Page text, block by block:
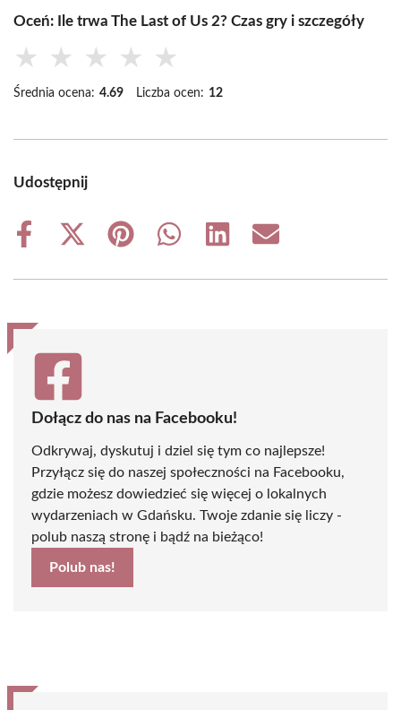
Oceń: Ile trwa The Last of Us 2? Czas gry i szczegóły
★ ★ ★ ★ ★
Średnia ocena: 4.69 Liczba ocen: 12
Udostępnij
Share
Share
(Twitter)
Share
Share
Share
Share
Dołącz do nas na Facebooku!
Odkrywaj, dyskutuj i dziel się tym co najlepsze!
Przyłącz się do naszej społeczności na Facebooku,
gdzie możesz dowiedzieć się więcej o lokalnych
wydarzeniach w Gdańsku. Twoje zdanie się liczy -
polub naszą stronę i bądź na bieżąco!
Polub nas!